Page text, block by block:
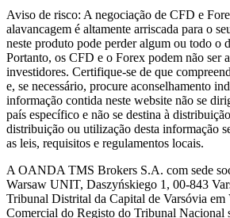
Aviso de risco: A negociação de CFD e
alavancagem é altamente arriscada para o
neste produto pode perder algum ou todo o
Portanto, os CFD e o Forex podem não ser
investidores. Certifique-se de que
e, se necessário, procure aconselhamento
informação contida neste website não se
país específico e não se destina à
distribuição ou utilização desta informação
as leis, requisitos e regulamentos locais.
A OANDA TMS Brokers S.A. com sede
Warsaw UNIT, Daszyńskiego 1, 00-843
Tribunal Distrital da Capital de Varsóvia em
Comercial do Registo do Tribunal Nacional